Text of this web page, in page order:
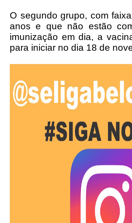
O segundo grupo, com
anos e que não estão
imunização em dia, a
para iniciar no dia 18 de